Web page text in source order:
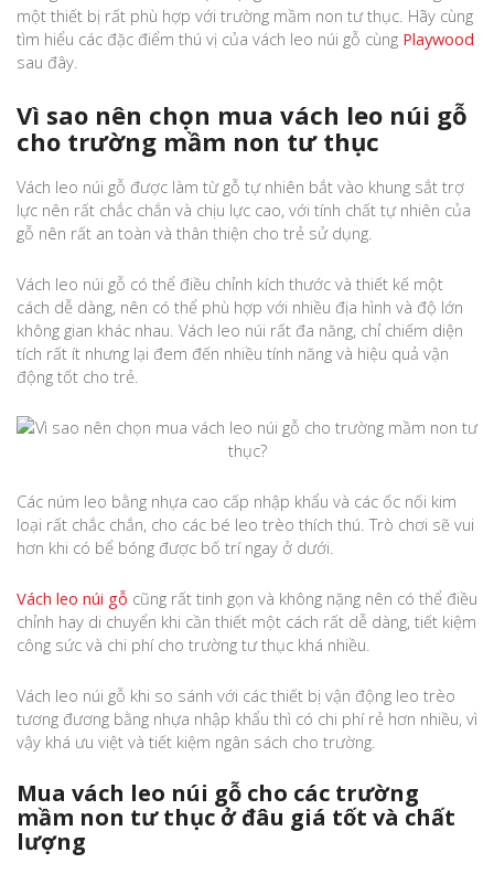
một thiết bị rất phù hợp với trường mầm non tư thục. Hãy cùng
tìm hiểu các đặc điểm thú vị của vách leo núi gỗ cùng Playwood
sau đây.
Vì sao nên chọn mua vách leo núi gỗ
cho trường mầm non tư thục
Vách leo núi gỗ được làm từ gỗ tự nhiên bắt vào khung sắt trợ
lực nên rất chắc chắn và chịu lực cao, với tính chất tự nhiên của
gỗ nên rất an toàn và thân thiện cho trẻ sử dụng.
Vách leo núi gỗ có thể điều chỉnh kích thước và thiết kế một
cách dễ dàng, nên có thể phù hợp với nhiều địa hình và độ lớn
không gian khác nhau. Vách leo núi rất đa năng, chỉ chiếm diện
tích rất ít nhưng lại đem đến nhiều tính năng và hiệu quả vận
động tốt cho trẻ.
Các núm leo bằng nhựa cao cấp nhập khẩu và các ốc nối kim
loại rất chắc chắn, cho các bé leo trèo thích thú. Trò chơi sẽ vui
hơn khi có bể bóng được bố trí ngay ở dưới.
Vách leo núi gỗ cũng rất tinh gọn và không nặng nên có thể điều
chỉnh hay di chuyển khi cần thiết một cách rất dễ dàng, tiết kiệm
công sức và chi phí cho trường tư thục khá nhiều.
Vách leo núi gỗ khi so sánh với các thiết bị vận động leo trèo
tương đương bằng nhựa nhập khẩu thì có chi phí rẻ hơn nhiều, vì
vậy khá ưu việt và tiết kiệm ngân sách cho trường.
Mua vách leo núi gỗ cho các trường
mầm non tư thục ở đâu giá tốt và chất
lượng